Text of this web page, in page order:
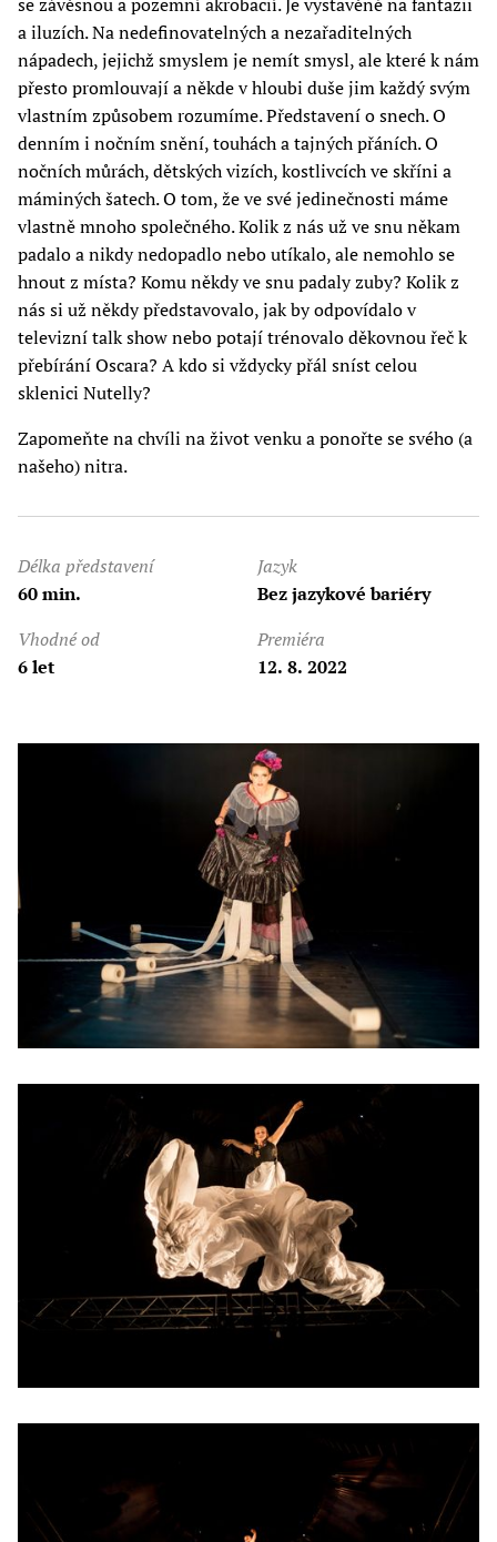
a iluzích. Na nedefinovatelných a nezařaditelných
nápadech, jejichž smyslem je nemít smysl, ale které k nám
přesto promlouvají a někde v hloubi duše jim každý svým
vlastním způsobem rozumíme. Představení o snech. O
denním i nočním snění, touhách a tajných přáních. O
nočních můrách, dětských vizích, kostlivcích ve skříni a
máminých šatech. O tom, že ve své jedinečnosti máme
vlastně mnoho společného. Kolik z nás už ve snu někam
padalo a nikdy nedopadlo nebo utíkalo, ale nemohlo se
hnout z místa? Komu někdy ve snu padaly zuby? Kolik z
nás si už někdy představovalo, jak by odpovídalo v
televizní talk show nebo potají trénovalo děkovnou řeč k
přebírání Oscara? A kdo si vždycky přál sníst celou
sklenici Nutelly?
Zapomeňte na chvíli na život venku a ponořte se svého (a
našeho) nitra.
Délka představení
60 min.
Vhodné od
6 let
Jazyk
Bez jazykové bariéry
Premiéra
12. 8. 2022